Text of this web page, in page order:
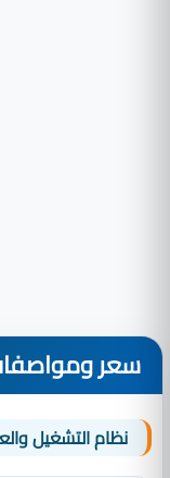
سعر
نظام التشغيل